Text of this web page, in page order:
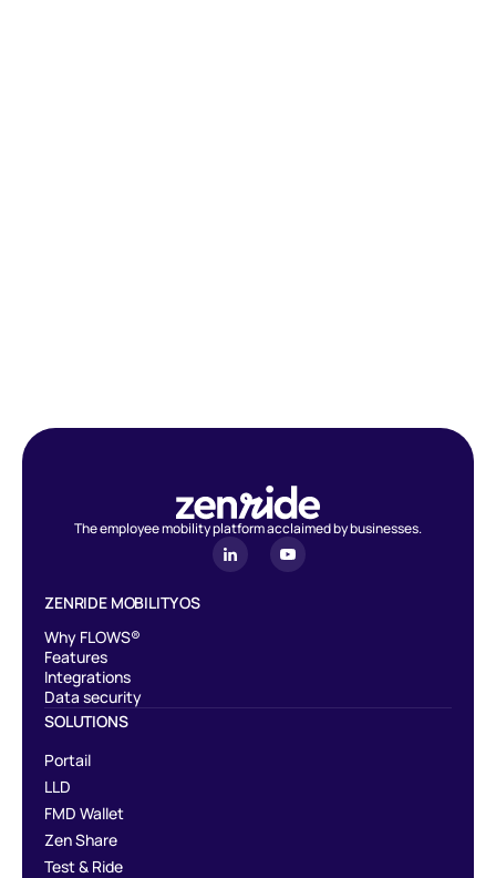
The employee mobility platform acclaimed by businesses.
ZENRIDE MOBILITY OS
Why FLOWS®
Features
Integrations
Data security
SOLUTIONS
Portail
LLD
FMD Wallet
Zen Share
Test & Ride